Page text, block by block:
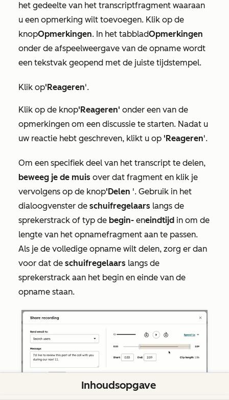
het gedeelte van het transcriptfragment waaraan
u een opmerking wilt toevoegen. Klik op de
knopOpmerkingen. In het tabbladOpmerkingen
onder de afspeelweergave van de opname wordt
een tekstvak geopend met de juiste tijdstempel.
Klik op'Reageren'.
Klik op de knop'Reageren' onder een van de
opmerkingen om een discussie te starten. Nadat u
uw reactie hebt geschreven, klikt u op 'Reageren'.
Om een specifiek deel van het transcript te delen,
beweeg je de muis over dat fragment en klik je
vervolgens op de knop'Delen '. Gebruik in het
dialoogvenster de schuifregelaars langs de
sprekerstrack of typ de begin- eneindtijd in om de
lengte van het opnamefragment aan te passen.
Als je de volledige opname wilt delen, zorg er dan
voor dat de schuifregelaars langs de
sprekerstrack aan het begin en einde van de
opname staan.
Inhoudsopgave